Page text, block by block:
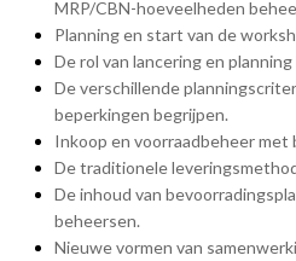
MRP/CBN-hoeveelheden
Planning en start van de
De rol van lancering en
De verschillende
beperkingen begrijpen.
Inkoop en voorraadbeheer met
De traditionele
De inhoud van
beheersen.
Nieuwe vormen van